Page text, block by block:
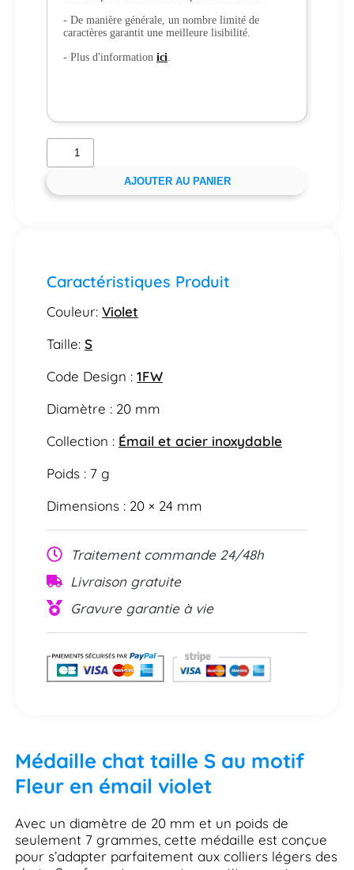
- De manière générale, un nombre limité de
caractères garantit une meilleure lisibilité.
- Plus d'information ici.
AJOUTER AU PANIER
Caractéristiques Produit
Couleur: Violet
Taille: S
Code Design : 1FW
Diamètre : 20 mm
Collection : Émail et acier inoxydable
Poids : 7 g
Dimensions : 20 × 24 mm
Traitement commande 24/48h
Livraison gratuite
Gravure garantie à vie
Médaille chat taille S au motif
Fleur en émail violet
Avec un diamètre de 20 mm et un poids de
seulement 7 grammes, cette médaille est conçue
pour s’adapter parfaitement aux colliers légers des